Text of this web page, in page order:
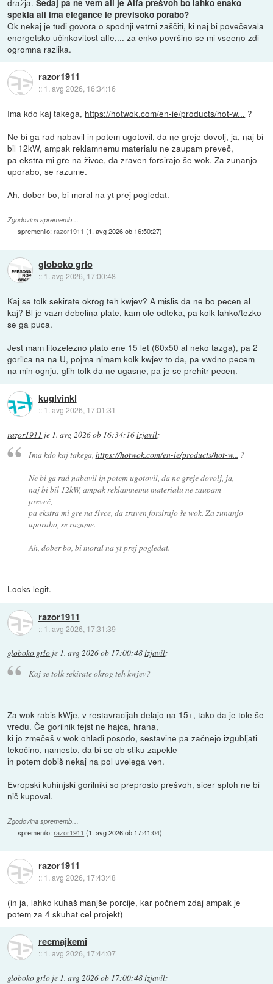
Sedaj pa ne vem ali je Alfa prešvoh bo lahko enako
spekla ali ima elegance le previsoko porabo?
Ok nekaj je tudi govora o spodnji vetrni zaščiti, ki naj bi povečevala
energetsko učinkovitost alfe,... za enko površino se mi vseeno zdi
ogromna razlika.
razor1911
:: 1. avg 2026, 16:34:16
Ima kdo kaj takega, https://hotwok.com/en-ie/products/hot-w... ?
Ne bi ga rad nabavil in potem ugotovil, da ne greje dovolj, ja, naj bi
bil 12kW, ampak reklamnemu materialu ne zaupam preveč,
pa ekstra mi gre na živce, da zraven forsirajo še wok. Za zunanjo
uporabo, se razume.
Ah, dober bo, bi moral na yt prej pogledat.
Zgodovina sprememb…
spremenilo:razor1911 (1. avg 2026 ob 16:50:27)
globoko grlo
:: 1. avg 2026, 17:00:48
Kaj se tolk sekirate okrog teh kwjev? A mislis da ne bo pecen al
kaj? Bl je vazn debelina plate, kam ole odteka, pa kolk lahko/tezko
se ga puca.
Jest mam litozelezno plato ene 15 let (60x50 al neko tazga), pa 2
gorilca na na U, pojma nimam kolk kwjev to da, pa vwdno pecem
na min ognju, glih tolk da ne ugasne, pa je se prehitr pecen.
kuglvinkl
:: 1. avg 2026, 17:01:31
razor1911 je 1. avg 2026 ob 16:34:16izjavil:
Ima kdo kaj takega, https://hotwok.com/en-ie/products/hot-w... ?
Ne bi ga rad nabavil in potem ugotovil, da ne greje dovolj, ja,
naj bi bil 12kW, ampak reklamnemu materialu ne zaupam
preveč,
pa ekstra mi gre na živce, da zraven forsirajo še wok. Za zunanjo
uporabo, se razume.
Ah, dober bo, bi moral na yt prej pogledat.
Looks legit.
razor1911
:: 1. avg 2026, 17:31:39
globoko grlo je 1. avg 2026 ob 17:00:48izjavil:
Kaj se tolk sekirate okrog teh kwjev?
Za wok rabis kWje, v restavracijah delajo na 15+, tako da je tole še
vredu. Če gorilnik fejst ne hajca, hrana,
ki jo zmečeš v wok ohladi posodo, sestavine pa začnejo izgubljati
tekočino, namesto, da bi se ob stiku zapekle
in potem dobiš nekaj na pol uvelega ven.
Evropski kuhinjski gorilniki so preprosto prešvoh, sicer sploh ne bi
nič kupoval.
Zgodovina sprememb…
spremenilo:razor1911 (1. avg 2026 ob 17:41:04)
razor1911
:: 1. avg 2026, 17:43:48
(in ja, lahko kuhaš manjše porcije, kar počnem zdaj ampak je
potem za 4 skuhat cel projekt)
recmajkemi
:: 1. avg 2026, 17:44:07
globoko grlo je 1. avg 2026 ob 17:00:48izjavil: